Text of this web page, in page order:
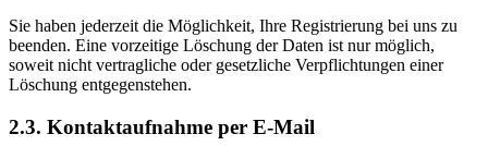
Sie haben jederzeit die Möglichkeit, Ihre Registrierung bei uns zu
beenden. Eine vorzeitige Löschung der Daten ist nur möglich,
soweit nicht vertragliche oder gesetzliche Verpflichtungen einer
Löschung entgegenstehen.
2.3. Kontaktaufnahme per E-Mail